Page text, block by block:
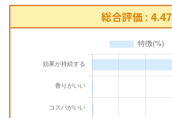
総合評価 : 4.47